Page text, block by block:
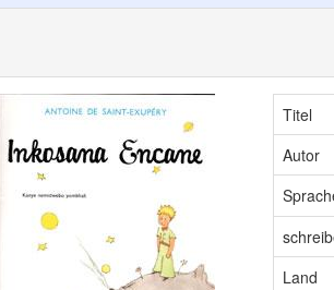
Titel
Autor
Land